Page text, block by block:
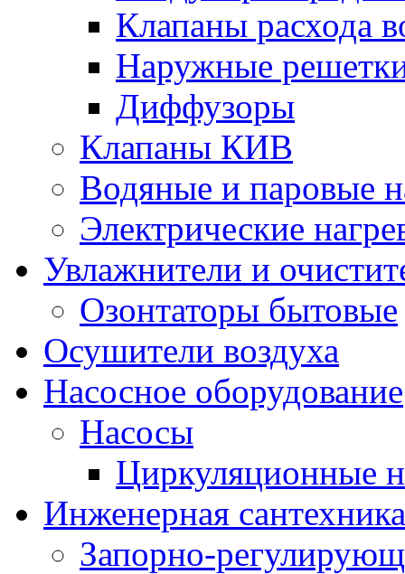
Клапаны расхода
Наружные
Диффузоры
Клапаны КИВ
Водяные и паровые
Электрические
Увлажнители и
Озонтаторы бытовые
Осушители воздуха
Насосное оборудование
Насосы
Циркуляционные
Инженерная сантехника
Запорно-